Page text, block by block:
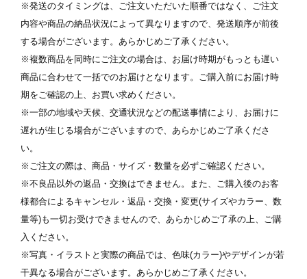
※発送のタイミングは、ご注文いただいた順番ではなく、ご注文
内容や商品の納品状況によって異なりますので、発送順序が前後
する場合がございます。あらかじめご了承ください。
※複数商品を同時にご注文の場合は、お届け時期がもっとも遅い
商品に合わせて一括でのお届けとなります。ご購入前にお届け時
期をご確認の上、お買い求めください。
※一部の地域や天候、交通状況などの配送事情により、お届けに
遅れが生じる場合がございますので、あらかじめご了承くださ
い。
※ご注文の際は、商品・サイズ・数量を必ずご確認ください。
※不良品以外の返品・交換はできません。また、ご購入後のお客
様都合によるキャンセル・返品・交換・変更(サイズやカラー、数
量等)も一切お受けできませんので、あらかじめご了承の上、ご購
入ください。
※写真・イラストと実際の商品では、色味(カラー)やデザインが若
干異なる場合がございます。あらかじめご了承ください。
表紙
写真を選択
※ 写真は配置後も変更できます